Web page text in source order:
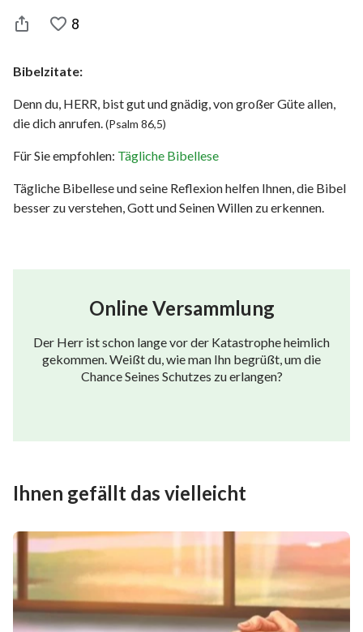
8
Bibelzitate:
Denn du, HERR, bist gut und gnädig, von großer Güte allen,
die dich anrufen. (Psalm 86,5)
Für Sie empfohlen: Tägliche Bibellese
Tägliche Bibellese und seine Reflexion helfen Ihnen, die Bibel
besser zu verstehen, Gott und Seinen Willen zu erkennen.
Online Versammlung
Der Herr ist schon lange vor der Katastrophe heimlich
gekommen. Weißt du, wie man Ihn begrüßt, um die
Chance Seines Schutzes zu erlangen?
Ihnen gefällt das vielleicht